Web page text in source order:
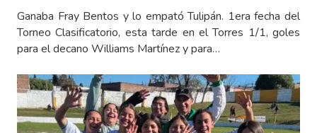
Ganaba Fray Bentos y lo empató Tulipán. 1era fecha del
Torneo Clasificatorio, esta tarde en el Torres 1/1, goles
para el decano Williams Martínez y para…